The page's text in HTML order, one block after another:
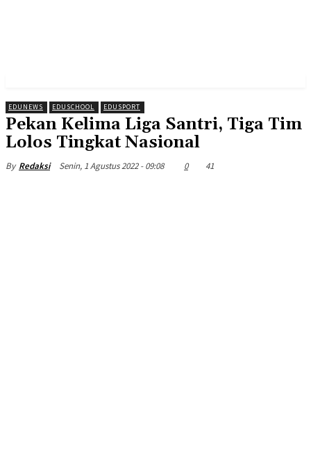
EDUNEWS EDUSCHOOL EDUSPORT
Pekan Kelima Liga Santri, Tiga Tim
Lolos Tingkat Nasional
By Redaksi Senin, 1 Agustus 2022 - 09:08 0 41